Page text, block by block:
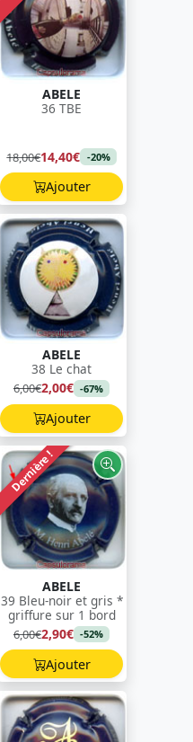
ABELE
36 TBE
18,00€14,40€ -20%
Ajouter
ABELE
38 Le chat
6,00€2,00€ -67%
Ajouter
Dernière !
ABELE
39 Bleu-noir et gris *
griffure sur 1 bord
6,00€2,90€ -52%
Ajouter